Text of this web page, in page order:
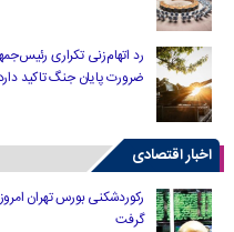
رد اتهام‌زنی تکراری
ضرورت پایان جنگ تاکید
اخبار اقتصادی
گرفت